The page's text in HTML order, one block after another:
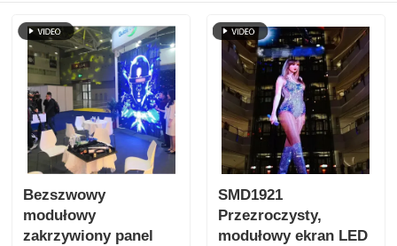
Bezszwowy
modułowy
zakrzywiony panel
SMD1921
Przezroczysty,
modułowy ekran LED